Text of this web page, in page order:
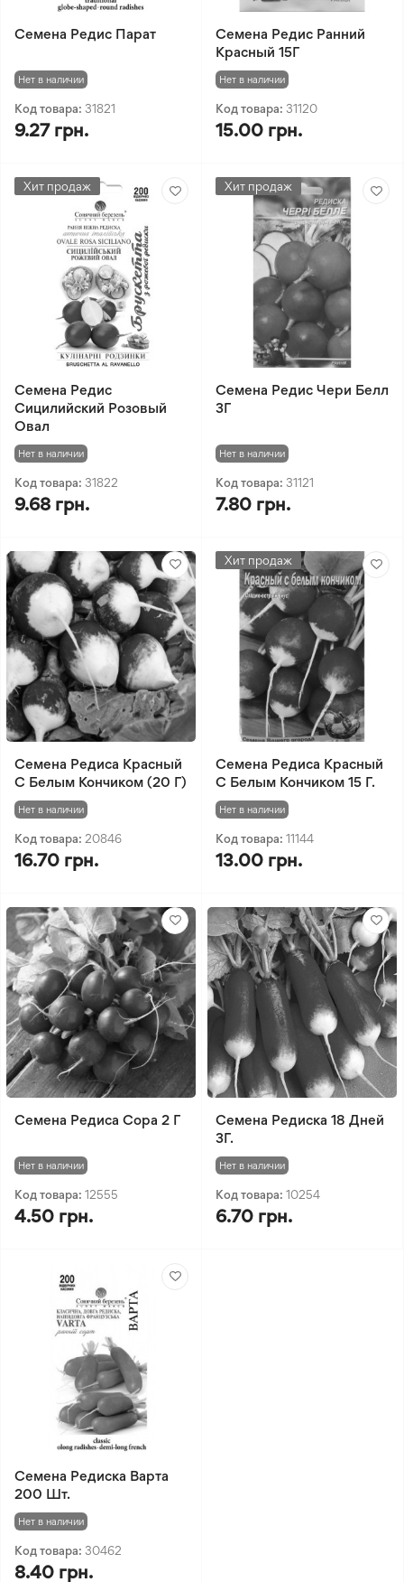
Семена Редис Парат
Нет в наличии
Код товара: 31821
9.27 грн.
Семена Редис Ранний
Красный 15Г
Нет в наличии
Код товара: 31120
15.00 грн.
Хит продаж
Семена Редис
Сицилийский Розовый
Овал
Нет в наличии
Код товара: 31822
9.68 грн.
Хит продаж
Семена Редис Чери Белл
3Г
Нет в наличии
Код товара: 31121
7.80 грн.
Семена Редиса Красный
С Белым Кончиком (20 Г)
Нет в наличии
Код товара: 20846
16.70 грн.
Хит продаж
Семена Редиса Красный
С Белым Кончиком 15 Г.
Нет в наличии
Код товара: 11144
13.00 грн.
Семена Редиса Сора 2 Г
Нет в наличии
Код товара: 12555
4.50 грн.
Семена Редиска 18 Дней
3Г.
Нет в наличии
Код товара: 10254
6.70 грн.
Семена Редиска Варта
200 Шт.
Нет в наличии
Код товара: 30462
8.40 грн.